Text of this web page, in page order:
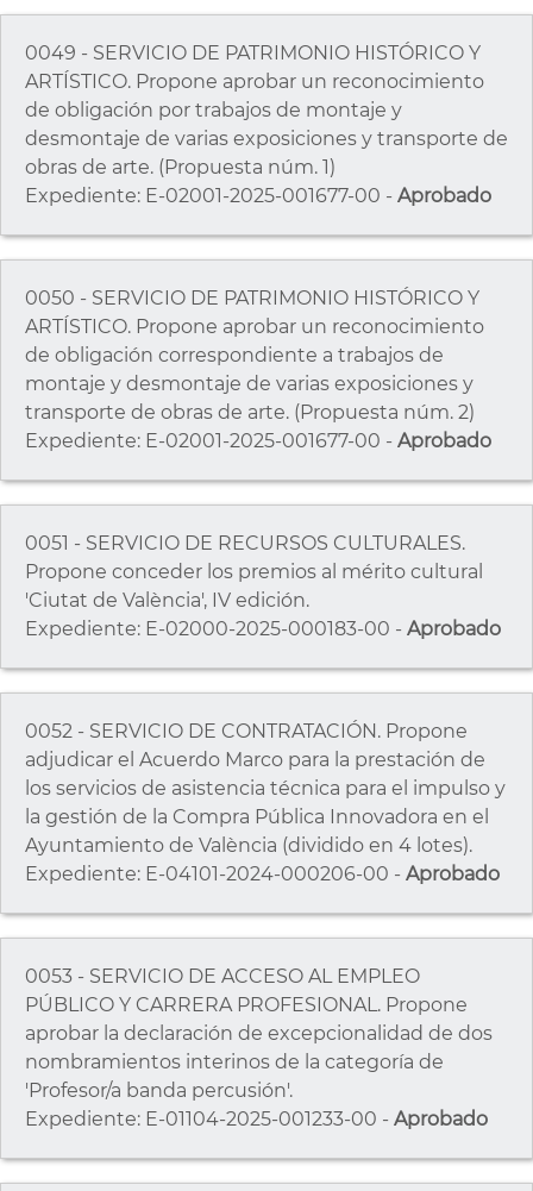
0049 - SERVICIO DE PATRIMONIO HISTÓRICO Y
ARTÍSTICO. Propone aprobar un reconocimiento
de obligación por trabajos de montaje y
desmontaje de varias exposiciones y transporte de
obras de arte. (Propuesta núm. 1)
Expediente: E-02001-2025-001677-00 - Aprobado
0050 - SERVICIO DE PATRIMONIO HISTÓRICO Y
ARTÍSTICO. Propone aprobar un reconocimiento
de obligación correspondiente a trabajos de
montaje y desmontaje de varias exposiciones y
transporte de obras de arte. (Propuesta núm. 2)
Expediente: E-02001-2025-001677-00 - Aprobado
0051 - SERVICIO DE RECURSOS CULTURALES.
Propone conceder los premios al mérito cultural
'Ciutat de València', IV edición.
Expediente: E-02000-2025-000183-00 - Aprobado
0052 - SERVICIO DE CONTRATACIÓN. Propone
adjudicar el Acuerdo Marco para la prestación de
los servicios de asistencia técnica para el impulso y
la gestión de la Compra Pública Innovadora en el
Ayuntamiento de València (dividido en 4 lotes).
Expediente: E-04101-2024-000206-00 - Aprobado
0053 - SERVICIO DE ACCESO AL EMPLEO
PÚBLICO Y CARRERA PROFESIONAL. Propone
aprobar la declaración de excepcionalidad de dos
nombramientos interinos de la categoría de
'Profesor/a banda percusión'.
Expediente: E-01104-2025-001233-00 - Aprobado